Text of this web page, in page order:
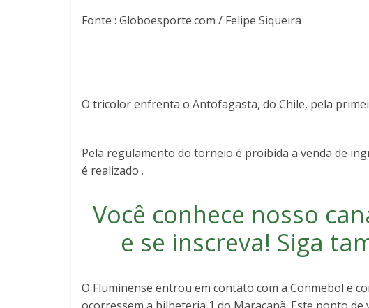
Fonte : Globoesporte.com / Felipe Siqueira
O tricolor enfrenta o Antofagasta, do Chile, pela
Pela regulamento do torneio é proibida a venda de
é realizado .
Você conhece nosso
e se inscreva! Siga
O Fluminense entrou em contato com a Conmebol e